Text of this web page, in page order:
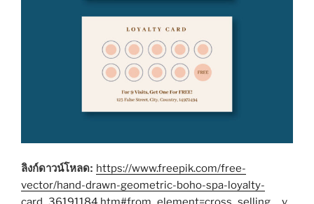
ลิงก์ดาวน์โหลด: https://www.freepik.com/free-
vector/hand-drawn-geometric-boho-spa-loyalty-